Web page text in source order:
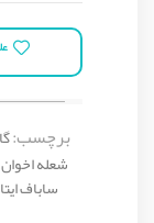
برچسب:
شعله
ساباف